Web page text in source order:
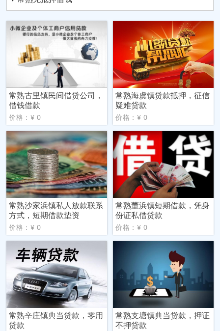
常熟古里镇民间借贷公司，
借钱借款
价格：¥ 0
常熟海虞镇贷款抵押，征信
疑难贷款
价格：¥ 0
常熟沙家浜镇私人放款联系
方式，短期借款垫资
价格：¥ 0
常熟董浜镇短期借款，凭身
份证私借贷款
价格：¥ 0
常熟辛庄镇典当贷款，零用
贷款
常熟支塘镇典当贷款，押证
不押贷款